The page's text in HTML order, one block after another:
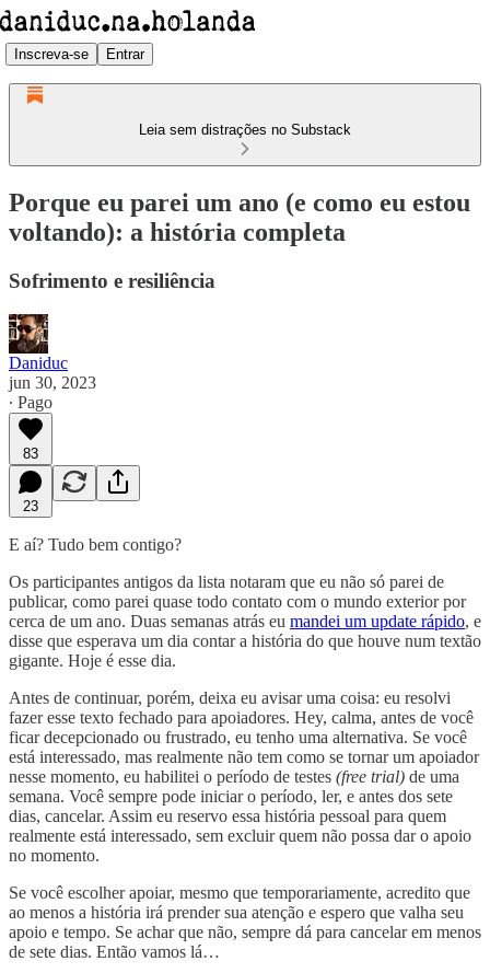
Inscreva-se Entrar
Leia sem distrações no Substack
Porque eu parei um ano (e como eu estou
voltando): a história completa
Sofrimento e resiliência
Daniduc
jun 30, 2023
∙ Pago
83
23
E aí? Tudo bem contigo?
Os participantes antigos da lista notaram que eu não só parei de
publicar, como parei quase todo contato com o mundo exterior por
cerca de um ano. Duas semanas atrás eu mandei um update rápido, e
disse que esperava um dia contar a história do que houve num textão
gigante. Hoje é esse dia.
Antes de continuar, porém, deixa eu avisar uma coisa: eu resolvi
fazer esse texto fechado para apoiadores. Hey, calma, antes de você
ficar decepcionado ou frustrado, eu tenho uma alternativa. Se você
está interessado, mas realmente não tem como se tornar um apoiador
nesse momento, eu habilitei o período de testes (free trial) de uma
semana. Você sempre pode iniciar o período, ler, e antes dos sete
dias, cancelar. Assim eu reservo essa história pessoal para quem
realmente está interessado, sem excluir quem não possa dar o apoio
no momento.
Se você escolher apoiar, mesmo que temporariamente, acredito que
ao menos a história irá prender sua atenção e espero que valha seu
apoio e tempo. Se achar que não, sempre dá para cancelar em menos
de sete dias. Então vamos lá…